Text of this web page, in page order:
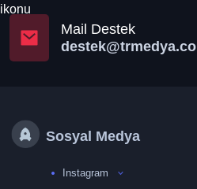
Mail Destek
destek@trmedya.co
Sosyal Medya
Instagram